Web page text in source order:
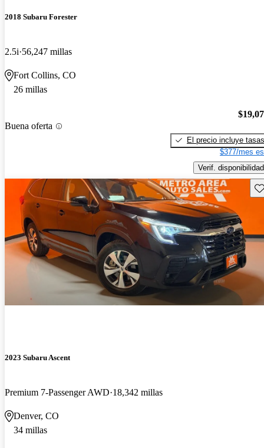
2018 Subaru Forester
2.5i 56,247 millas
Fort Collins, CO
26 millas
Buena oferta
El precio incluye tasas
$377/mes
Verif. disponibilidad
2023 Subaru Ascent
Premium 7-Passenger AWD 18,342 millas
Denver, CO
34 millas